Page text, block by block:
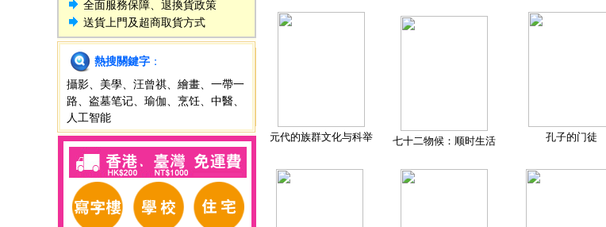
全面服務保障、退換貨政策
送貨上門及超商取貨方式
熱搜關鍵字 ：
攝影
美學 汪曾祺 繪畫
一帶一
路
盗墓笔记 瑜伽 烹饪 中醫
人工智能
元代的族群文化与科举 七十二物候：顺时生活 孔子的门徒